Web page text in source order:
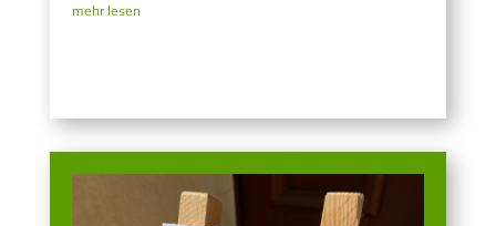
mehr lesen